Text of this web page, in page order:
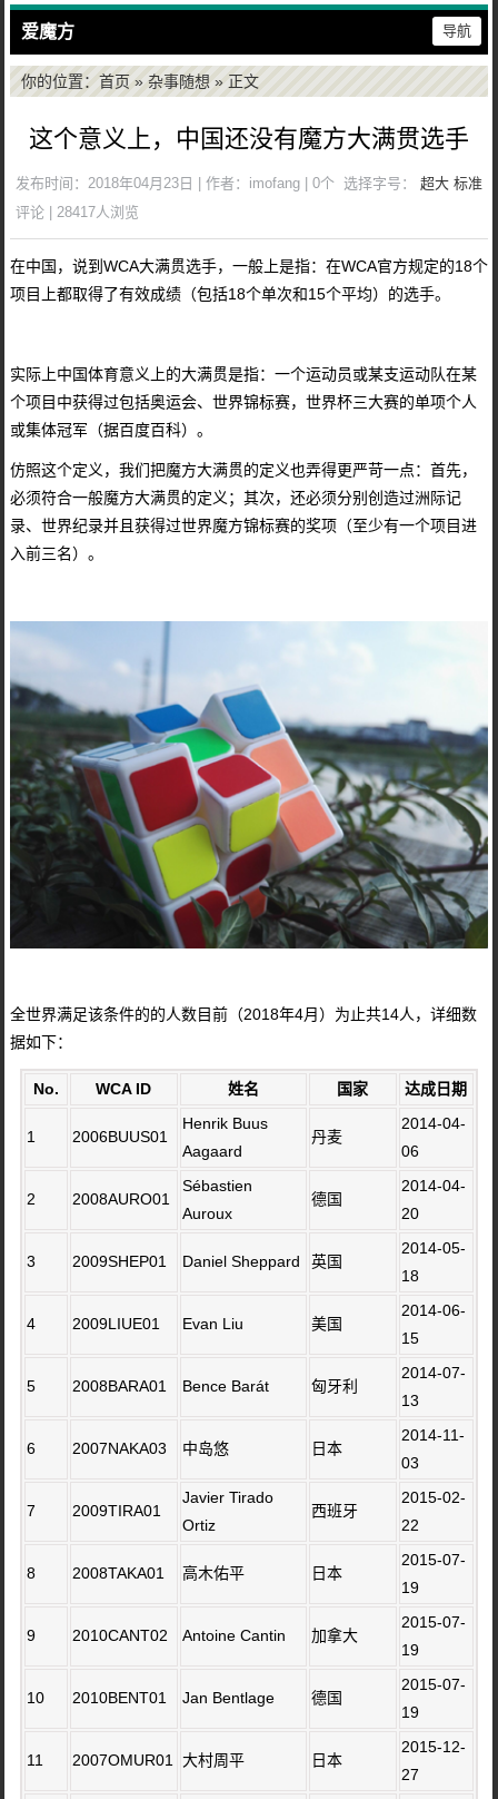
爱魔方 导航
你的位置： 首页» 杂事随想 » 正文
这个意义上，中国还没有魔方大满贯选手
选择字号：超大 标准
发布时间：2018年04月23日 | 作者：imofang | 0个
评论 | 28417人浏览
在中国，说到WCA大满贯选手，一般上是指：在WCA官方规定的18个
项目上都取得了有效成绩（包括18个单次和15个平均）的选手。
实际上中国体育意义上的大满贯是指：一个运动员或某支运动队在某
个项目中获得过包括奥运会、世界锦标赛，世界杯三大赛的单项个人
或集体冠军（据百度百科）。
仿照这个定义，我们把魔方大满贯的定义也弄得更严苛一点：首先，
必须符合一般魔方大满贯的定义；其次，还必须分别创造过洲际记
录、世界纪录并且获得过世界魔方锦标赛的奖项（至少有一个项目进
入前三名）。
全世界满足该条件的的人数目前（2018年4月）为止共14人，详细数
据如下：
No. WCA ID 姓名 国家 达成日期
1 2006BUUS01
Henrik Buus
Aagaard
丹麦
2014-04-
06
2 2008AURO01
Sébastien
Auroux
德国
2014-04-
20
3 2009SHEP01 Daniel Sheppard 英国
2014-05-
18
4 2009LIUE01 Evan Liu 美国
2014-06-
15
5 2008BARA01 Bence Barát 匈牙利
2014-07-
13
6 2007NAKA03 中岛悠 日本
2014-11-
03
7 2009TIRA01
Javier Tirado
Ortiz
西班牙
2015-02-
22
8 2008TAKA01 高木佑平 日本
2015-07-
19
9 2010CANT02 Antoine Cantin 加拿大
2015-07-
19
10 2010BENT01 Jan Bentlage 德国
2015-07-
19
11 2007OMUR01 大村周平 日本
2015-12-
27